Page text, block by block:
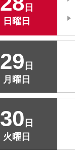
日
日曜日
29 日
月曜日
30 日
火曜日